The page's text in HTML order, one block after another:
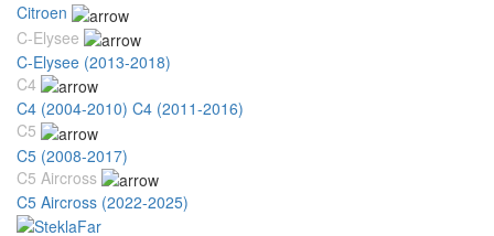
Citroen
C-Elysee
C-Elysee (2013-2018)
C4
C4 (2004-2010) C4 (2011-2016)
C5
C5 (2008-2017)
C5 Aircross
C5 Aircross (2022-2025)